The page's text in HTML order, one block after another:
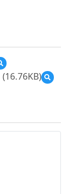
預
覽
教
蘇
(16.76KB)
預
覽
塑
膠